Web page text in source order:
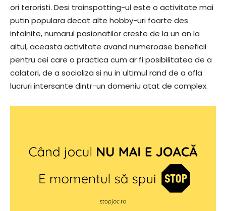
ori teroristi. Desi trainspotting-ul este o activitate mai
putin populara decat alte hobby-uri foarte des
intalnite, numarul pasionatilor creste de la un an la
altul, aceasta activitate avand numeroase beneficii
pentru cei care o practica cum ar fi posibilitatea de a
calatori, de a socializa si nu in ultimul rand de a afla
lucruri intersante dintr-un domeniu atat de complex.